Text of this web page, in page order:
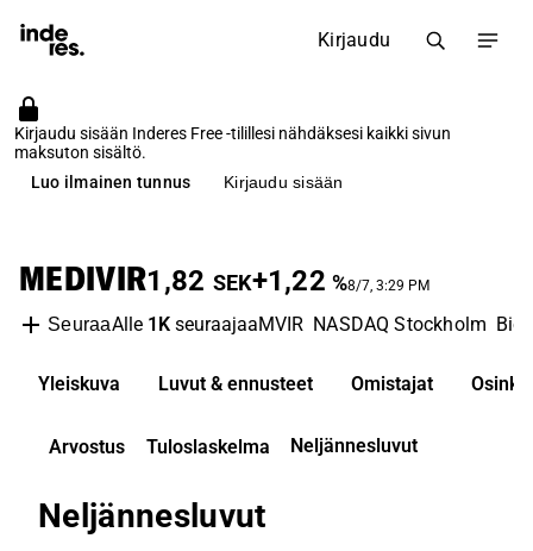
Kirjaudu
Kirjaudu sisään Inderes Free -tilillesi nähdäksesi kaikki sivun
maksuton sisältö.
Luo ilmainen tunnus
Kirjaudu sisään
MEDIVIR1,82 SEK+1,22 %8/7, 3:29 PM
SeuraaAlle 1KseuraajaaMVIR NASDAQ Stockholm
Yleiskuva Luvut & ennusteet Omistajat Osinko
Arvostus Tuloslaskelma Neljännesluvut
Neljännesluvut